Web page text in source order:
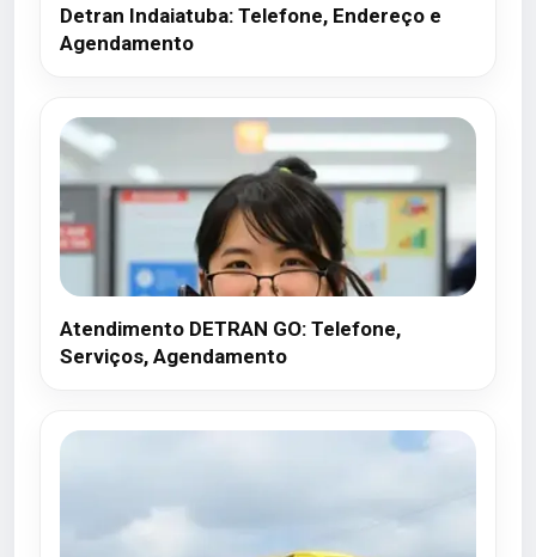
Detran Indaiatuba: Telefone, Endereço e
Agendamento
Atendimento DETRAN GO: Telefone,
Serviços, Agendamento